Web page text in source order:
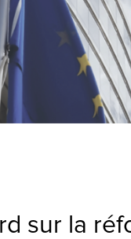
sur la